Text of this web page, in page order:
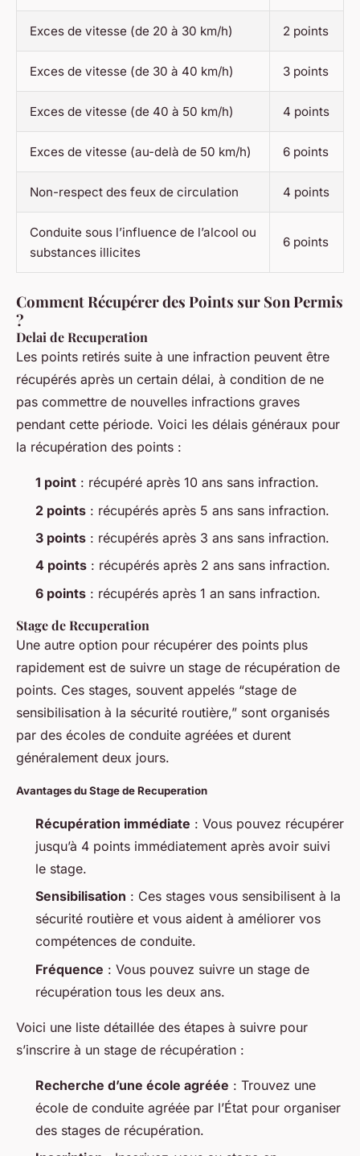
Exces de vitesse (de 20 à 30 km/h) 2 points
Exces de vitesse (de 30 à 40 km/h) 3 points
Exces de vitesse (de 40 à 50 km/h) 4 points
Exces de vitesse (au-delà de 50 km/h) 6 points
Non-respect des feux de circulation 4 points
Conduite sous l’influence de l’alcool ou
substances illicites
6 points
Comment Récupérer des Points sur Son Permis
?
Delai de Recuperation
Les points retirés suite à une infraction peuvent être
récupérés après un certain délai, à condition de ne
pas commettre de nouvelles infractions graves
pendant cette période. Voici les délais généraux pour
la récupération des points :
1 point : récupéré après 10 ans sans infraction.
2 points : récupérés après 5 ans sans infraction.
3 points : récupérés après 3 ans sans infraction.
4 points : récupérés après 2 ans sans infraction.
6 points : récupérés après 1 an sans infraction.
Stage de Recuperation
Une autre option pour récupérer des points plus
rapidement est de suivre un stage de récupération de
points. Ces stages, souvent appelés “stage de
sensibilisation à la sécurité routière,” sont organisés
par des écoles de conduite agréées et durent
généralement deux jours.
Avantages du Stage de Recuperation
Récupération immédiate : Vous pouvez récupérer
jusqu’à 4 points immédiatement après avoir suivi
le stage.
Sensibilisation : Ces stages vous sensibilisent à la
sécurité routière et vous aident à améliorer vos
compétences de conduite.
Fréquence : Vous pouvez suivre un stage de
récupération tous les deux ans.
Voici une liste détaillée des étapes à suivre pour
s’inscrire à un stage de récupération :
Recherche d’une école agréée : Trouvez une
école de conduite agréée par l’État pour organiser
des stages de récupération.